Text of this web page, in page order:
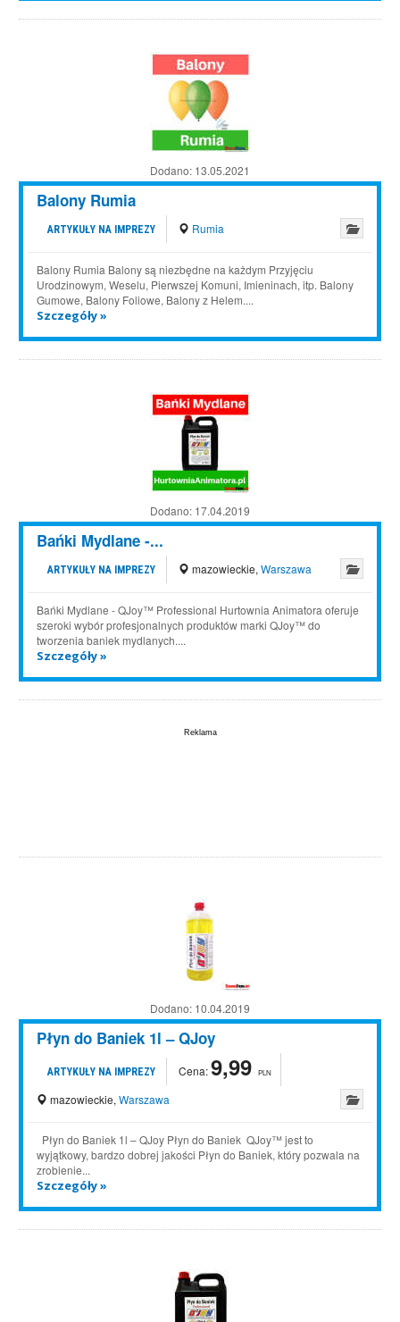
Dodano: 13.05.2021
Balony Rumia
ARTYKUŁY NA IMPREZY Rumia
Balony Rumia Balony są niezbędne na każdym Przyjęciu
Urodzinowym, Weselu, Pierwszej Komuni, Imieninach, itp. Balony
Gumowe, Balony Foliowe, Balony z Helem....
Szczegóły »
Dodano: 17.04.2019
Bańki Mydlane -...
ARTYKUŁY NA IMPREZY mazowieckie, Warszawa
Bańki Mydlane - QJoy™ Professional Hurtownia Animatora oferuje
szeroki wybór profesjonalnych produktów marki QJoy™ do
tworzenia baniek mydlanych....
Szczegóły »
Dodano: 10.04.2019
Płyn do Baniek 1l – QJoy
ARTYKUŁY NA IMPREZY Cena:9,99 PLN
mazowieckie, Warszawa
Płyn do Baniek 1l – QJoy Płyn do Baniek QJoy™ jest to
wyjątkowy, bardzo dobrej jakości Płyn do Baniek, który pozwala na
zrobienie...
Szczegóły »